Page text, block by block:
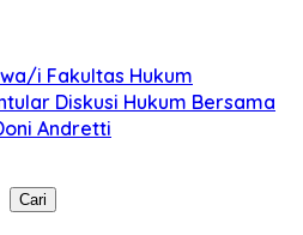
i Fakultas Hukum
Diskusi Hukum Bersama
Andretti
Cari